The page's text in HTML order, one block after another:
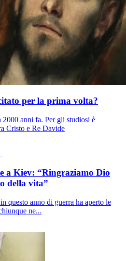
per la prima volta?
2000 anni fa. Per gli studiosi è
Cristo e Re Davide
a Kiev: “Ringraziamo Dio
della vita”
questo anno di guerra ha aperto le
ne...